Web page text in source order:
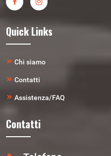
Quick Links
Chi siamo
Contatti
Assistenza/FAQ
Contatti